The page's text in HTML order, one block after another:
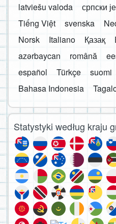
latviešu valoda
српски
Tiếng Việt
svenska
Norsk
Italiano Қазақ
azərbaycan
română
español
Türkçe suomi
Bahasa Indonesia
Statystyki według kraju